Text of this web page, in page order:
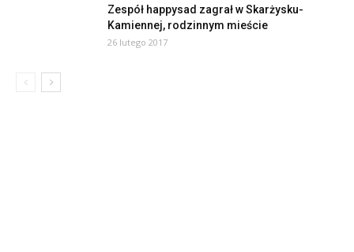
Zespół happysad zagrał w Skarżysku-
Kamiennej, rodzinnym mieście
26 lutego 2017